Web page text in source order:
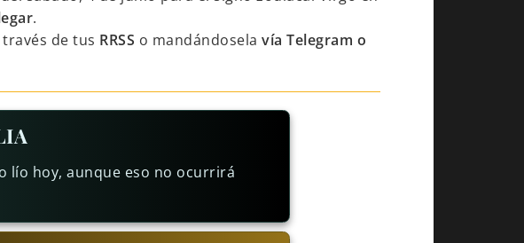
.
través de tus RRSS o mandándosela vía Telegram o
lío hoy, aunque eso no ocurrirá